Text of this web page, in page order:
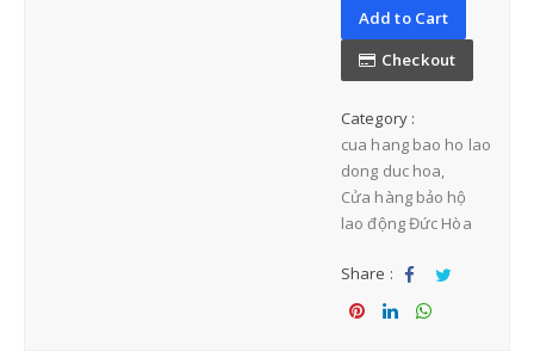
Add to Cart
Checkout
Category :
cua hang bao ho lao
dong duc hoa
Cửa hàng bảo hộ
lao động Đức Hòa
Share :
Sha Tw